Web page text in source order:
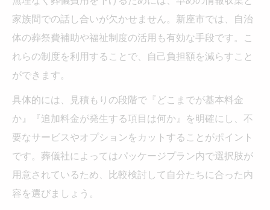
家族間での話し合いが欠かせません。新座市では、自治
体の葬祭費補助や福祉制度の活用も有効な手段です。こ
れらの制度を利用することで、自己負担額を減らすこと
ができます。
具体的には、見積もりの段階で『どこまでが基本料金
か』『追加料金が発生する項目は何か』を明確にし、不
要なサービスやオプションをカットすることがポイント
です。葬儀社によってはパッケージプラン内で選択肢が
用意されているため、比較検討して自分たちに合った内
容を選びましょう。